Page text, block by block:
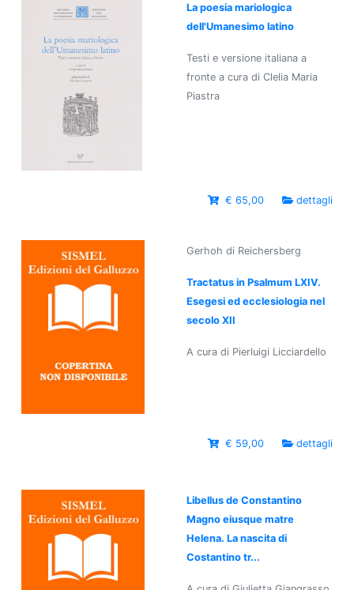
La poesia mariologica
dell'Umanesimo latino
Testi e versione italiana a
fronte a cura di Clelia Maria
Piastra
€ 65,00 dettagli
Gerhoh di Reichersberg
Tractatus in Psalmum LXIV.
Esegesi ed ecclesiologia nel
secolo XII
A cura di Pierluigi Licciardello
€ 59,00 dettagli
Libellus de Constantino
Magno eiusque matre
Helena. La nascita di
Costantino tr...